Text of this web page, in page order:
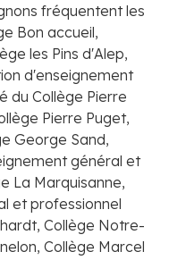
fréquentent les
Bon accueil,
les Pins d'Alep,
d'enseignement
du Collège Pierre
Pierre Puget,
George Sand,
général et
La Marquisanne,
et professionnel
Collège Notre-
Collège Marcel